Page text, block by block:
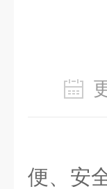
便、安